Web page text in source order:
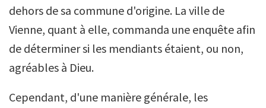
dehors de sa commune d'origine. La ville de
Vienne, quant à elle, commanda une enquête afin
de déterminer si les mendiants étaient, ou non,
agréables à Dieu.
Cependant, d'une manière générale, les